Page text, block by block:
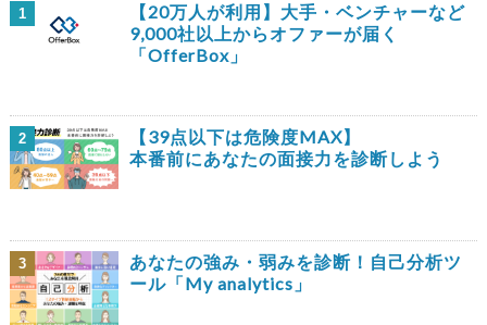
1
【20万人が利用】大手・ベンチャーなど
9,000社以上からオファーが届く
「OfferBox」
2
【39点以下は危険度MAX】
本番前にあなたの面接力を診断しよう
3
あなたの強み・弱みを診断！自己分析ツ
ール「My analytics」